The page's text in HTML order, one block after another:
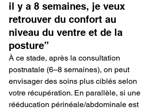
il y a 8 semaines, je veux
retrouver du confort au
niveau du ventre et de la
posture”
À ce stade, après la consultation
postnatale (6–8 semaines), on peut
envisager des soins plus ciblés selon
votre récupération. En parallèle, si une
rééducation périnéale/abdominale est